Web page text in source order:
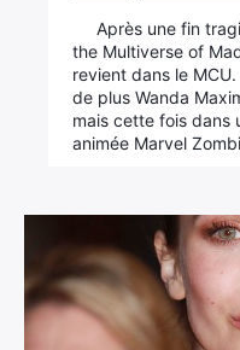
Après une fin
the Multiverse of
revient dans le
de plus Wanda
mais cette fois dans
animée Marvel